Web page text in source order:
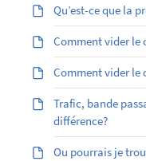
Qu’est-ce que la
Comment vider le
Comment vider le
Trafic, bande
différence?
Ou pourrais je